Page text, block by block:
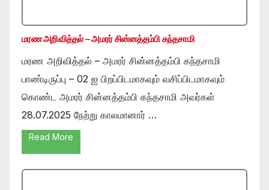
மரண அறிவித்தல் – அமரர் சின்னத்தம்பி கந்தசாமி
மரண அறிவித்தல் – அமரர் சின்னத்தம்பி கந்தசாமி
பாண்டிருப்பு – 02 ஐ பிறப்பிடமாகவும் வசிப்பிடமாகவும்
கொண்ட அமரர் சின்னத்தம்பி கந்தசாமி அவர்கள்
28.07.2025 நேற்று காலமானார் …
Read More